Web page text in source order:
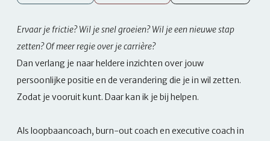
Ervaar je frictie? Wil je snel groeien? Wil je een nieuwe stap
zetten? Of meer regie over je carrière?
Dan verlang je naar heldere inzichten over jouw
persoonlijke positie en de verandering die je in wil zetten.
Zodat je vooruit kunt. Daar kan ik je bij helpen.
Als loopbaancoach, burn-out coach en executive coach in